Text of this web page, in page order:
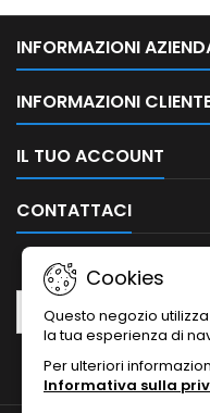
INFORMAZIONI
INFORMAZIONI
IL TUO ACCOUNT
CONTATTACI
Cookies
Questo negozio
la tua esperienza di
Per ulteriori
Informativa sulla